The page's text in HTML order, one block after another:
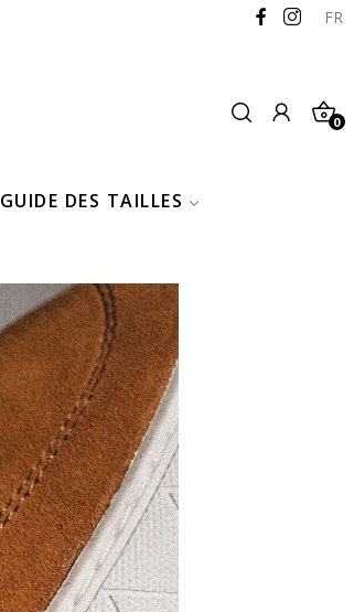
FR
0
GUIDE DES TAILLES